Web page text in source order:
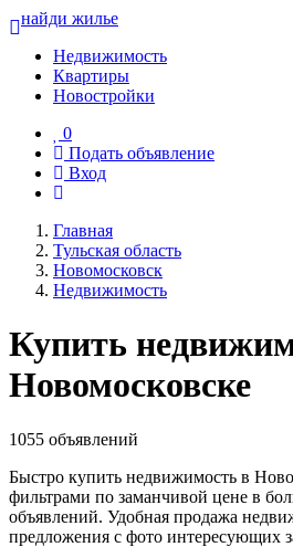
найди жилье
Недвижимость
Квартиры
Новостройки
0
Подать объявление
Вход
Главная
Тульская область
Новомосковск
Недвижимость
Купить
Новомосковске
1055 объявлений
Быстро купить недвижимость в
фильтрами по заманчивой цене в
объявлений. Удобная продажа
предложения с фото интересующих